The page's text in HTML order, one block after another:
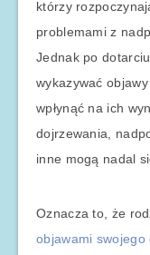
którzy
problemami z
Jednak po
wykazywać
wpłynąć na ich
dojrzewania,
inne mogą nadal
Oznacza to, że
objawami swojego